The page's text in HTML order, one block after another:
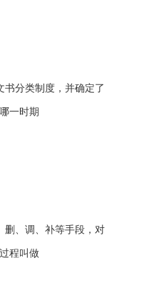
分类制度，并确定了
一时期
、调、补等手段，对
程叫做